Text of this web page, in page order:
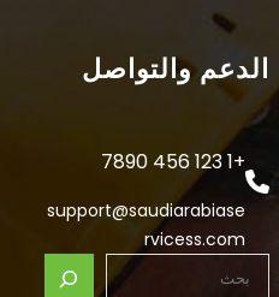
الدعم والتواصل
+1 123 456 7890
support@saudiarabiase
rvicess.com